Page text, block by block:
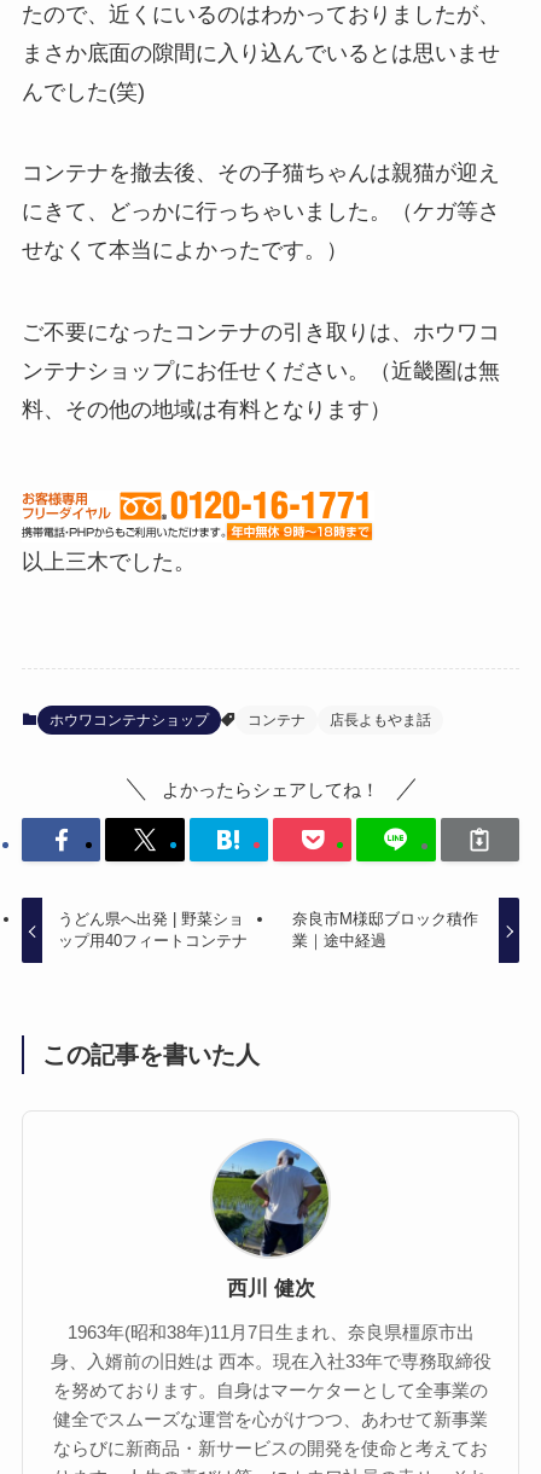
たので、近くにいるのはわかっておりましたが、
まさか底面の隙間に入り込んでいるとは思いませ
んでした(笑)
コンテナを撤去後、その子猫ちゃんは親猫が迎え
にきて、どっかに行っちゃいました。（ケガ等さ
せなくて本当によかったです。）
ご不要になったコンテナの引き取りは、ホウワコ
ンテナショップにお任せください。（近畿圏は無
料、その他の地域は有料となります）
以上三木でした。
ホウワコンテナショップ コンテナ 店長よもやま話
よかったらシェアしてね！
うどん県へ出発 | 野菜ショ
ップ用40フィートコンテナ
奈良市M様邸ブロック積作
業｜途中経過
この記事を書いた人
西川 健次
1963年(昭和38年)11月7日生まれ、奈良県橿原市出
身、入婿前の旧姓は 西本。現在入社33年で専務取締役
を努めております。自身はマーケターとして全事業の
健全でスムーズな運営を心がけつつ、あわせて新事業
ならびに新商品・新サービスの開発を使命と考えてお